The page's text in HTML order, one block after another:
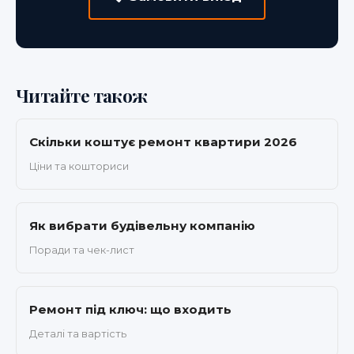
Читайте також
Скільки коштує ремонт квартири 2026
Ціни та кошториси
Як вибрати будівельну компанію
Поради та чек-лист
Ремонт під ключ: що входить
Деталі та вартість